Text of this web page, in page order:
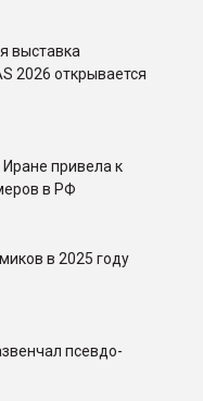
выставка
2026 открывается
привела к
в РФ
в 2025 году
псевдо-